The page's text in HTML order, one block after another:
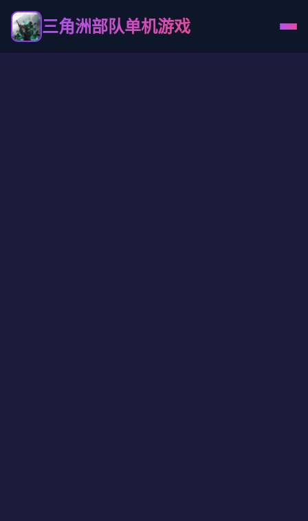
三角洲部队单机游戏